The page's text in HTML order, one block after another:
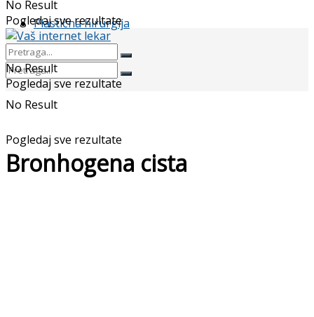
Plastična hirurgija
No Result
Pogledaj sve rezultate
No Result
Pogledaj sve rezultate
No Result
Pogledaj sve rezultate
Bronhogena cista